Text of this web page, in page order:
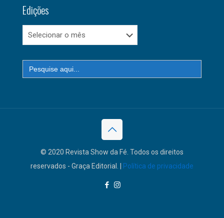
Edições
Edições
Search
for:
© 2020 Revista Show da Fé. Todos os direitos
reservados - Graça Editorial. |
Política de privacidade